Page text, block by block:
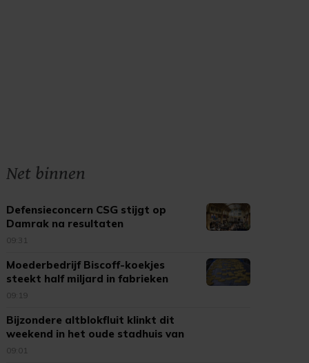
Net binnen
Defensieconcern CSG stijgt op
Damrak na resultaten
09:31
Moederbedrijf Biscoff-koekjes
steekt half miljard in fabrieken
09:19
Bijzondere altblokfluit klinkt dit
weekend in het oude stadhuis van
Tholen
09:01